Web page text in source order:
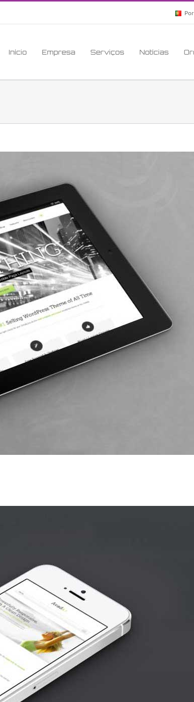
Início Empresa Serviços Notícias